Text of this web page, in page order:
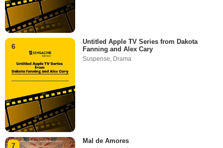
6
Untitled Apple TV Series from Dakota
Fanning and Alex Cary
Suspense, Drama
7
Mal de Amores